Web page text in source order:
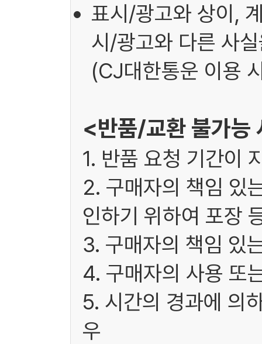
표시/광고와 상이,
시/광고와 다른 사
(CJ대한통운 이용
<반품/교환 불가능
1. 반품 요청 기간이
2. 구매자의 책임 있
인하기 위하여 포장
3. 구매자의 책임 있
4. 구매자의 사용 또
5. 시간의 경과에 의
우